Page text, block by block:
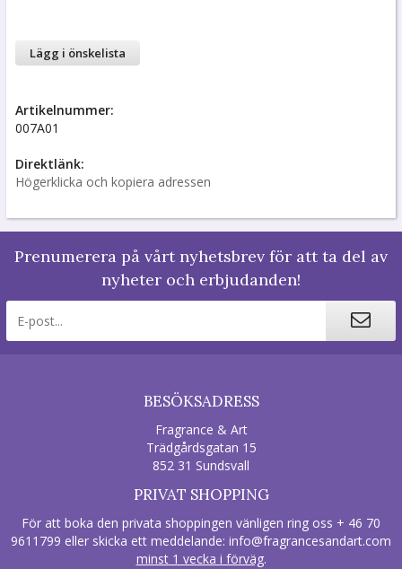
Lägg i önskelista
Artikelnummer:
007A01
Direktlänk:
Högerklicka och kopiera adressen
Prenumerera på vårt nyhetsbrev för att ta del av
nyheter och erbjudanden!
BESÖKSADRESS
Fragrance & Art
Trädgårdsgatan 15
852 31 Sundsvall
PRIVAT SHOPPING
För att boka den privata shoppingen vänligen ring oss + 46 70
9611799 eller skicka ett meddelande: info@fragrancesandart.com
minst 1 vecka i förväg.